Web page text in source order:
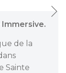
de la
Sainte